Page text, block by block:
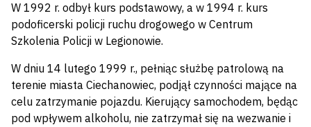
W 1992 r. odbył kurs podstawowy, a w 1994 r. kurs
podoficerski policji ruchu drogowego w Centrum
Szkolenia Policji w Legionowie.
W dniu 14 lutego 1999 r., pełniąc służbę patrolową na
terenie miasta Ciechanowiec, podjął czynności mające na
celu zatrzymanie pojazdu. Kierujący samochodem, będąc
pod wpływem alkoholu, nie zatrzymał się na wezwanie i